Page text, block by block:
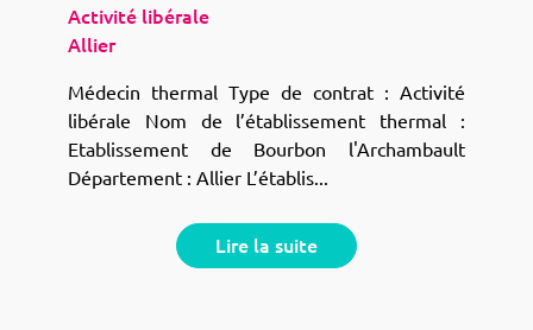
Activité libérale
Allier
Médecin thermal Type de contrat : Activité
libérale Nom de l’établissement thermal :
Etablissement de Bourbon l'Archambault
Département : Allier L’établis...
Lire la suite